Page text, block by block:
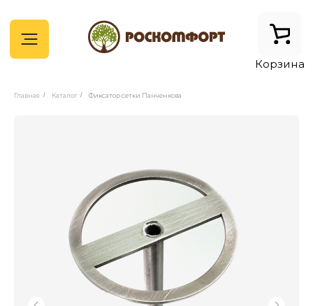
Корзина
Главная / Каталог / Фиксатор сетки Панченкова